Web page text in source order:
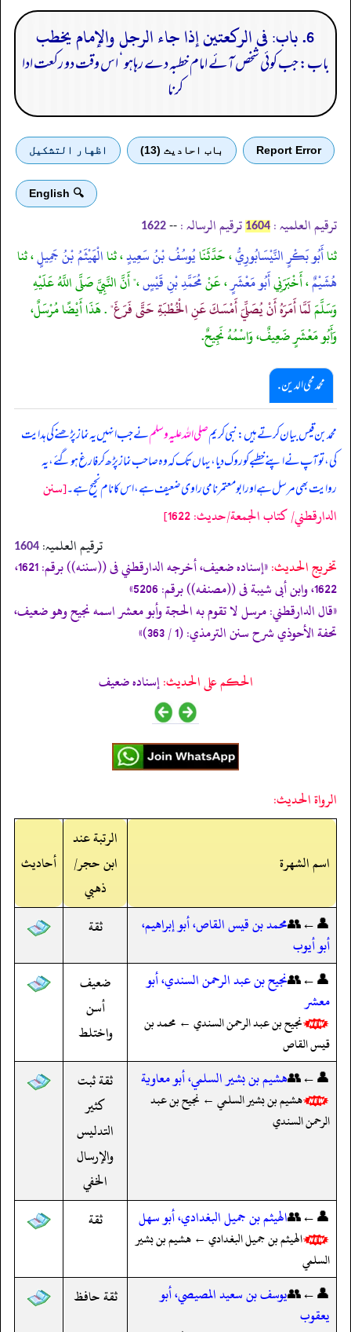
6. باب: فى الركعتين إذا جاء الرجل والإمام يخطب
باب: جب کوئی شخص آئے امام خطبہ دے رہاہو ‘ اس وقت دو رکعت ادا
کرنا
Report Error باب احادیث (13) اظهار التشكيل
🔍 English
ترقیم العلمیہ : 1604 ترقیم الرسالہ : --
1622
ثناأَبُو بَكْرٍ النَّيْسَابُورِيُّ، حَدَّثَنَايُوسُفُ بْنُ سَعِيدٍ، ثناالْهَيْثَمُ بْنُ جَمِيلٍ، ثنا
هُشَيْمٌ، أَخْبَرَنِيأَبُو مَعْشَرٍ، عَنْمُحَمَّدِ بْنِ قَيْسٍ،" أَنَّ النَّبِيَّ صَلَّى اللَّهُ عَلَيْهِ
وَسَلَّمَلَمَّا أَمَرَهُ أَنْ يُصَلِّيَ أَمْسَكَ عَنِ الْخُطْبَةِ حَتَّى فَرَغَ". هَذَا أَيْضًا مُرْسَلٌ،
وَأَبُو مَعْشَرٍ ضَعِيفٌ، وَاسْمُهُ نَجِيحٌ.
محمد محی الدین .
محمد بن قیس بیان کرتے ہیں: نبی کریمصلی اللہ علیہ وسلمنے جب انہیں یہ نماز پڑھنے کی ہدایت
کی، تو آپ نے اپنے خطبے کو روک دیا، یہاں تک کہ وہ صاحب نماز پڑھ کر فارغ ہو گئے، یہ
روایت بھی مرسل ہے اور ابومعتمر نامی راوی ضعیف ہے، اس کا نام نجیح ہے۔[سنن
الدارقطني/ كتاب الجمعة/حدیث: 1622]
ترقیم العلمیہ: 1604
تخریج الحدیث:
«إسناده ضعيف، أخرجه الدارقطني فى ((سننه)) برقم: 1621،
1622، وابن أبى شيبة فى ((مصنفه)) برقم: 5206»
«قال الدارقطني: مرسل لا تقوم به الحجة وأبو معشر اسمه نجيح وهو ضعيف،
تحفة الأحوذي شرح سنن الترمذي: (1 / 363)»
الحكم على الحديث:إسناده ضعيف
الرواة الحديث:
اسم الشهرة
الرتبة عند
ابن حجر/
ذهبي
أحاديث
👤←👥محمد بن قيس القاص، أبو إبراهيم،
أبو أيوب
ثقة
👤←👥نجيح بن عبد الرحمن السندي، أبو
معشر
نجيح بن عبد الرحمن السندي ← محمد بن
قيس القاص
ضعيف
أسن
واختلط
👤←👥هشيم بن بشير السلمي، أبو معاوية
هشيم بن بشير السلمي ← نجيح بن عبد
الرحمن السندي
ثقة ثبت
كثير
التدليس
والإرسال
الخفي
👤←👥الهيثم بن جميل البغدادي، أبو سهل
الهيثم بن جميل البغدادي ← هشيم بن بشير
السلمي
ثقة
👤←👥يوسف بن سعيد المصيصي، أبو
يعقوب
ثقة حافظ